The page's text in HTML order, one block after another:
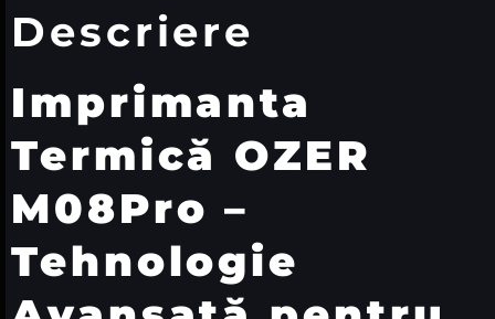
Descriere
Imprimanta
Termică OZER
M08Pro –
Tehnologie